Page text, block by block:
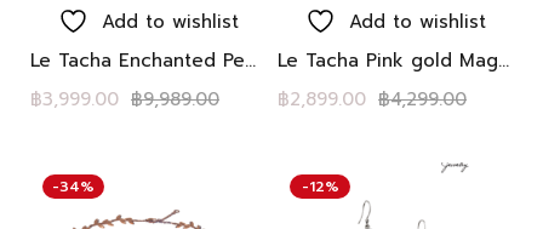
Add to wishlist
Le Tacha Enchanted Peony Petals- Pink blush necklaces
฿9,989.00
฿3,999.00
Add to wishlist
Le Tacha Pink gold Magic leaves Bracelet สร้อยข้อมือ เงินแท้ โรสโกลด์ ใบไม้ ดอกพีโอนี
฿4,299.00
฿2,899.00
-34% -12%